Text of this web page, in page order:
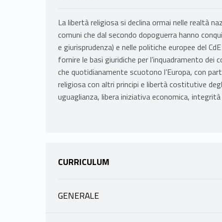
La libertà religiosa si declina ormai nelle realtà
comuni che dal secondo dopoguerra hanno
e giurisprudenza) e nelle politiche europee del
fornire le basi giuridiche per l’inquadramento
che quotidianamente scuotono l’Europa, con
religiosa con altri principi e libertà costitutive
uguaglianza, libera iniziativa economica,
CURRICULUM
GENERALE